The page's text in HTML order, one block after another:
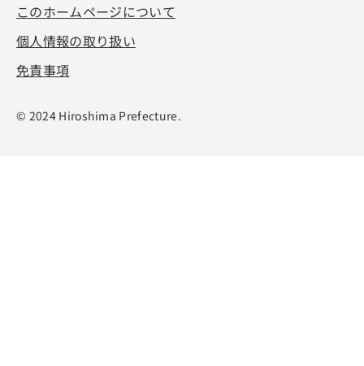
このホームページについて
個人情報の取り扱い
免責事項
© 2024 Hiroshima Prefecture.